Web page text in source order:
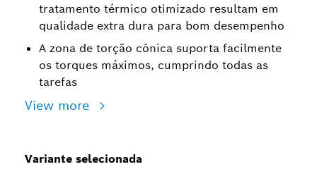
tratamento térmico otimizado resultam em
qualidade extra dura para bom desempenho
A zona de torção cônica suporta facilmente
os torques máximos, cumprindo todas as
tarefas
View more
Variante selecionada